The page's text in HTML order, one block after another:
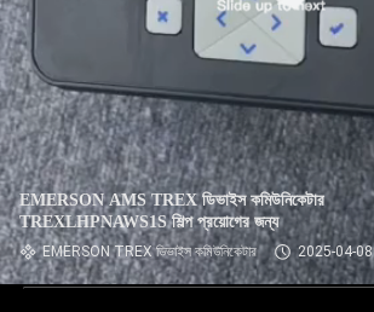
EMERSON AMS TREX ডিভাইস কমিউনিকেটার
TREXLHPNAWS1S শিল্প প্রয়োগের জন্য
EMERSON TREX ডিভাইস কমিউনিকেটার 2025-04-08